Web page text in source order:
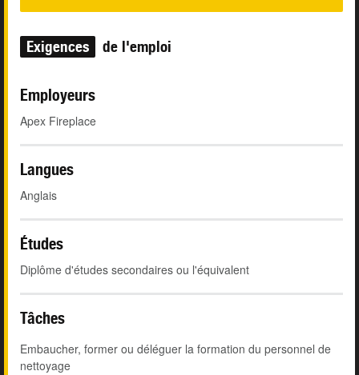
Exigences de l'emploi
Employeurs
Apex Fireplace
Langues
Anglais
Études
Diplôme d'études secondaires ou l'équivalent
Tâches
Embaucher, former ou déléguer la formation du personnel de
nettoyage